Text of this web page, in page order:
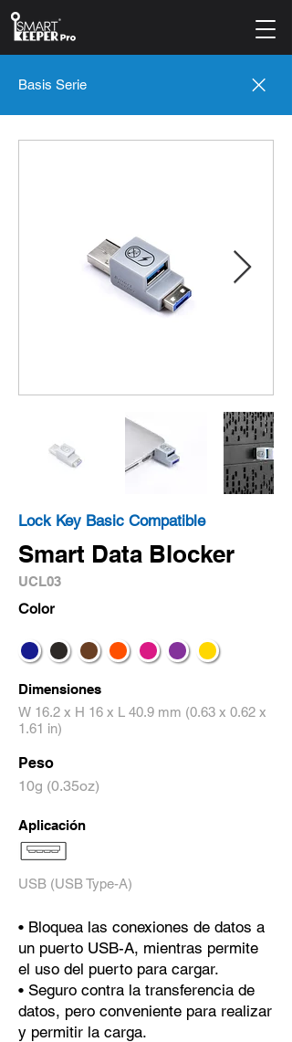
Basis Serie
Lock Key Basic Compatible
Smart Data Blocker
UCL03
Color
Dimensiones
W 16.2 x H 16 x L 40.9 mm (0.63 x 0.62 x
1.61 in)
Peso
10g (0.35oz)
Aplicación
USB (USB Type-A)
• Bloquea las conexiones de datos a
un puerto USB-A, mientras permite
el uso del puerto para cargar.
• Seguro contra la transferencia de
datos, pero conveniente para realizar
y permitir la carga.